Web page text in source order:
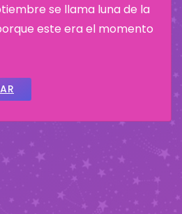
se llama luna de la
este era el momento